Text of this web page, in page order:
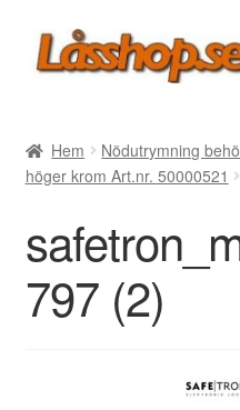
Hoppa
till
Hoppa
till
Rea
Villkor
Vanliga frågor
Hem Nödutrymning
höger krom Art.nr. 50000521
797 (2)